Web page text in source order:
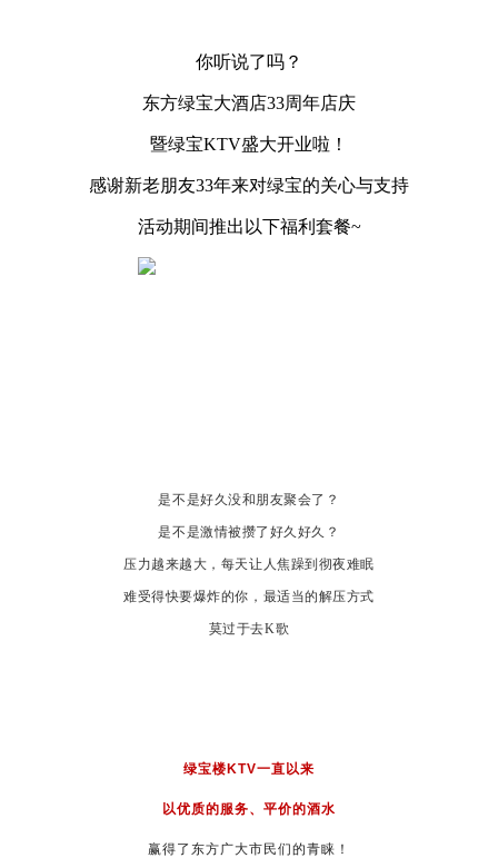
你听说了吗？
东方绿宝大酒店33周年店庆
暨绿宝KTV盛大开业啦！
感谢新老朋友33年来对绿宝的关心与支持
活动期间推出以下福利套餐~
是不是好久没和朋友聚会了？
是不是激情被攒了好久好久？
压力越来越大，每天让人焦躁到彻夜难眠
难受得快要爆炸的你，最适当的解压方式
莫过于去K歌
绿宝楼KTV一直以来
以优质的服务、 平价的酒水
赢得了东方广大市民们的青睐！